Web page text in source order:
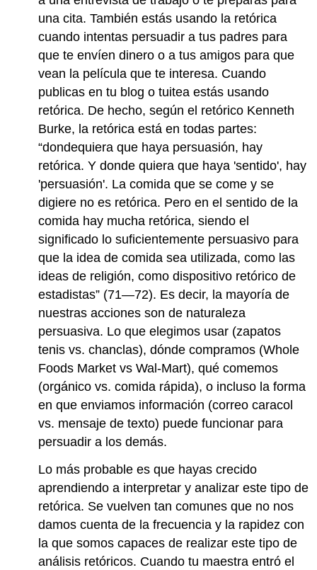
una cita. También estás usando la retórica
cuando intentas persuadir a tus padres para
que te envíen dinero o a tus amigos para que
vean la película que te interesa. Cuando
publicas en tu blog o tuitea estás usando
retórica. De hecho, según el retórico Kenneth
Burke, la retórica está en todas partes:
“dondequiera que haya persuasión, hay
retórica. Y donde quiera que haya 'sentido', hay
'persuasión'. La comida que se come y se
digiere no es retórica. Pero en el sentido de la
comida hay mucha retórica, siendo el
significado lo suficientemente persuasivo para
que la idea de comida sea utilizada, como las
ideas de religión, como dispositivo retórico de
estadistas” (71—72). Es decir, la mayoría de
nuestras acciones son de naturaleza
persuasiva. Lo que elegimos usar (zapatos
tenis vs. chanclas), dónde compramos (Whole
Foods Market vs Wal-Mart), qué comemos
(orgánico vs. comida rápida), o incluso la forma
en que enviamos información (correo caracol
vs. mensaje de texto) puede funcionar para
persuadir a los demás.
Lo más probable es que hayas crecido
aprendiendo a interpretar y analizar este tipo de
retórica. Se vuelven tan comunes que no nos
damos cuenta de la frecuencia y la rapidez con
la que somos capaces de realizar este tipo de
análisis retóricos. Cuando tu maestra entró el